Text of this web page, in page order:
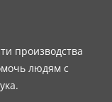
производства
людям с